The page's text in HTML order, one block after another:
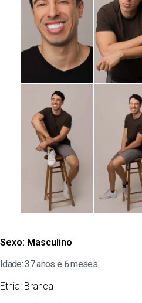
Sexo: Masculino
Idade: 37 anos e 6 meses
Etnia: Branca